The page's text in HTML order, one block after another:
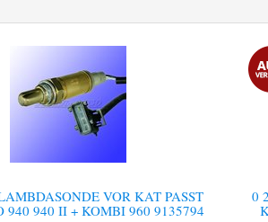
VOR KAT PASST
940 940 II + KOMBI 960 9135794
0